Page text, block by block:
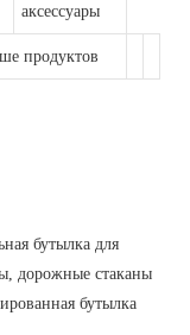
аксессуары
продуктов